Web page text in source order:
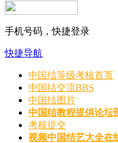
手机号码，快捷登录
快捷导航
中国结等级考核首页
中国结交流BBS
中国结图片
中国结教程提供论坛
考核提交
视频中国结艺大全在